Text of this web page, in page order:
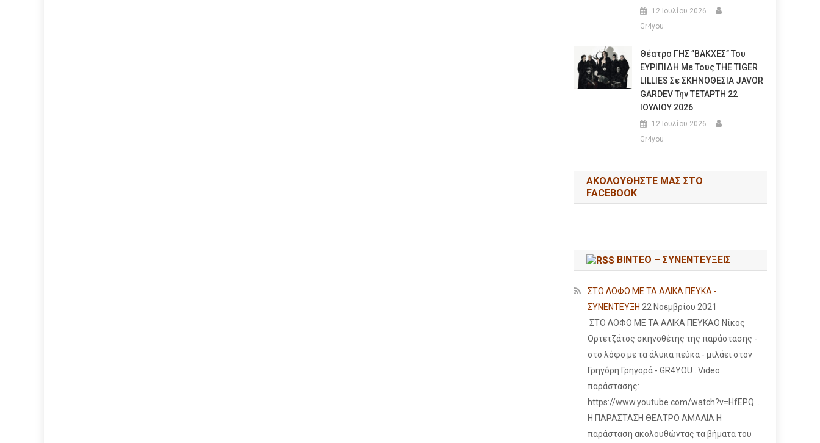
12 Ιουλίου 2026
Gr4you
Θέατρο ΓΗΣ ”ΒΑΚΧΕΣ” Του
ΕΥΡΙΠΙΔΗ Με Τους THE TIGER
LILLIES Σε ΣΚΗΝΟΘΕΣΙΑ JAVOR
GARDEV Την ΤΕΤΑΡΤΗ 22
ΙΟΥΛΙΟΥ 2026
12 Ιουλίου 2026
Gr4you
ΑΚΟΛΟΥΘΉΣΤΕ ΜΑΣ ΣΤΟ
FACEBOOK
ΒΙΝΤΕΟ – ΣΥΝΕΝΤΕΥΞΕΙΣ
ΣΤΟ ΛΟΦΟ ΜΕ ΤΑ ΑΛΙΚΑ ΠΕΥΚΑ -
ΣΥΝΕΝΤΕΥΞΗ 22 Νοεμβρίου 2021
ΣΤΟ ΛΟΦΟ ΜΕ ΤΑ ΑΛΙΚΑ ΠΕΥΚΑΟ Νίκος
Ορτετζάτος σκηνοθέτης της παράστασης -
στο λόφο με τα άλυκα πεύκα - μιλάει στον
Γρηγόρη Γρηγορά - GR4YOU . Video
παράστασης:
https://www.youtube.com/watch?v=HfEPQ...
Η ΠΑΡΑΣΤΑΣΗ ΘΕΑΤΡΟ ΑΜΑΛΙΑ Η
παράσταση ακολουθώντας τα βήματα του